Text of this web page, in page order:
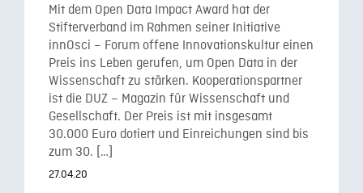
Mit dem Open Data Impact Award hat der
Stifterverband im Rahmen seiner Initiative
innOsci – Forum offene Innovationskultur einen
Preis ins Leben gerufen, um Open Data in der
Wissenschaft zu stärken. Kooperationspartner
ist die DUZ – Magazin für Wissenschaft und
Gesellschaft. Der Preis ist mit insgesamt
30.000 Euro dotiert und Einreichungen sind bis
zum 30. […]
27.04.20